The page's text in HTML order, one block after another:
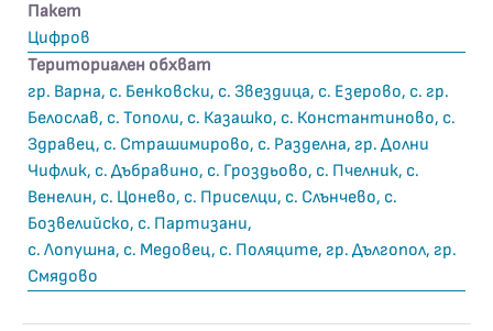
Пакет
Цифров
Териториален обхват
гр. Варна, с. Бенковски, с. Звездица, с. Езерово, с. гр.
Белослав, с. Тополи, с. Казашко, с. Константиново, с.
Здравец, с. Страшимирово, с. Разделна, гр. Долни
Чифлик, с. Дъбравино, с. Гроздьово, с. Пчелник, с.
Венелин, с. Цонево, с. Приселци, с. Слънчево, с.
Бозвелийско, с. Партизани,
с. Лопушна, с. Медовец, с. Поляците, гр. Дългопол, гр.
Смядово